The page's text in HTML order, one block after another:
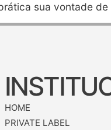
sua vontade
HOME
PRIVATE LABEL